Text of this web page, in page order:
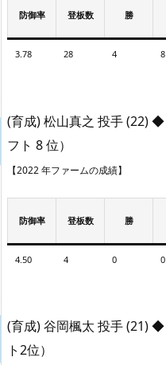
防御率 登板数 勝
3.78 28 4 8
(育成) 松山真之 投手 (22)
フト 8 位）
【2022 年ファームの成績】
防御率 登板数 勝
4.50 4 0 0
(育成) 谷岡楓太 投手 (21)
ト2位）